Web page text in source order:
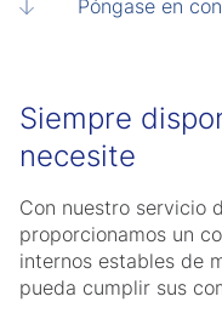
Póngase en
Siempre
necesite
Con nuestro servicio
proporcionamos un
internos estables de
pueda cumplir sus